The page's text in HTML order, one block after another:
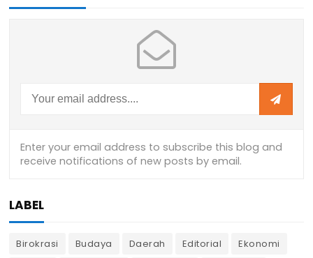
LABEL
Birokrasi Budaya Daerah Editorial
Ekonomi